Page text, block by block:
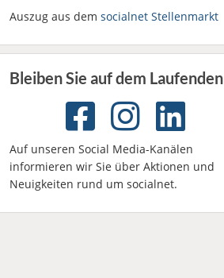
Auszug aus dem socialnet Stellenmarkt
Bleiben Sie auf dem Laufenden
Auf unseren Social Media-Kanälen
informieren wir Sie über Aktionen und
Neuigkeiten rund um socialnet.